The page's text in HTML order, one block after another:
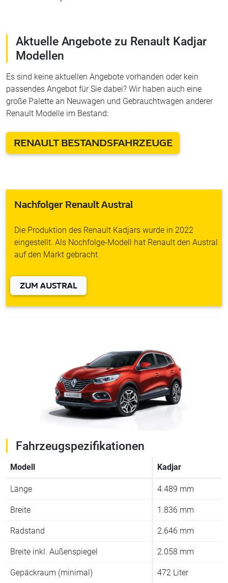
Aktuelle Angebote zu Renault Kadjar
Modellen
Es sind keine aktuellen Angebote vorhanden oder kein
passendes Angebot für Sie dabei? Wir haben auch eine
große Palette an Neuwagen und Gebrauchtwagen anderer
Renault Modelle im Bestand:
RENAULT BESTANDSFAHRZEUGE
Nachfolger Renault Austral
Die Produktion des Renault Kadjars wurde in 2022
eingestellt. Als Nochfolge-Modell hat Renault den Austral
auf den Markt gebracht.
ZUM AUSTRAL
Fahrzeugspezifikationen
Modell Kadjar
Länge 4.489 mm
Breite 1.836 mm
Radstand 2.646 mm
Breite inkl. Außenspiegel 2.058 mm
Gepäckraum (minimal) 472 Liter